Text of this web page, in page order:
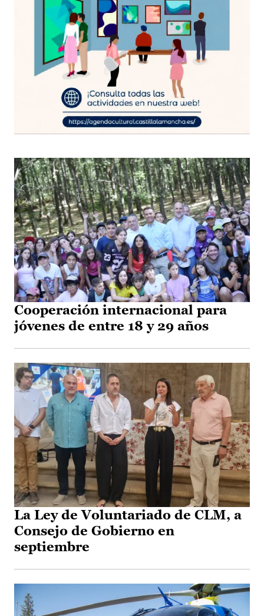
Cooperación internacional para
jóvenes de entre 18 y 29 años
La Ley de Voluntariado de CLM, a
Consejo de Gobierno en
septiembre